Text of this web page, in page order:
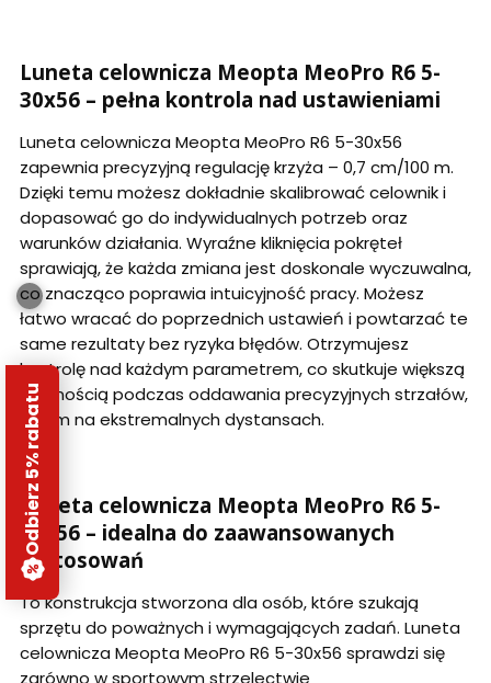
Luneta celownicza Meopta MeoPro R6 5-
30x56 – pełna kontrola nad ustawieniami
Luneta celownicza Meopta MeoPro R6 5-30x56
zapewnia precyzyjną regulację krzyża – 0,7 cm/100 m.
Dzięki temu możesz dokładnie skalibrować celownik i
dopasować go do indywidualnych potrzeb oraz
warunków działania. Wyraźne kliknięcia pokręteł
sprawiają, że każda zmiana jest doskonale wyczuwalna,
co znacząco poprawia intuicyjność pracy. Możesz
łatwo wracać do poprzednich ustawień i powtarzać te
same rezultaty bez ryzyka błędów. Otrzymujesz
kontrolę nad każdym parametrem, co skutkuje większą
pewnością podczas oddawania precyzyjnych strzałów,
w tym na ekstremalnych dystansach.
Luneta celownicza Meopta MeoPro R6 5-
30x56 – idealna do zaawansowanych
zastosowań
To konstrukcja stworzona dla osób, które szukają
sprzętu do poważnych i wymagających zadań. Luneta
celownicza Meopta MeoPro R6 5-30x56 sprawdzi się
zarówno w sportowym strzelectwie
Odbierz 5% rabatu